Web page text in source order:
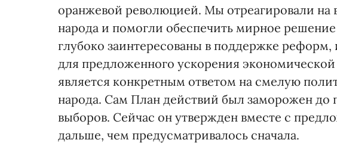
оранжевой революцией. Мы отреагировали на
народа и помогли обеспечить мирное
глубоко заинтересованы в поддержке реформ,
для предложенного ускорения
является конкретным ответом на смелую
народа. Сам План действий был заморожен до
выборов. Сейчас он утвержден вместе с
дальше, чем предусматривалось сначала.